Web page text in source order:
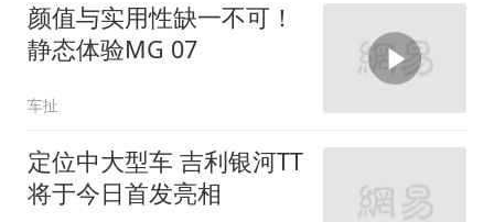
颜值与实用性缺一不可！
静态体验MG 07
车扯
定位中大型车 吉利银河TT
将于今日首发亮相